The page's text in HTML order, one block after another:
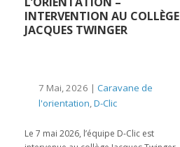
INTERVENTION AU COLLÈGE
JACQUES TWINGER
7 Mai, 2026 | Caravane de
l'orientation,D-Clic
Le 7 mai 2026, l’équipe D-Clic est